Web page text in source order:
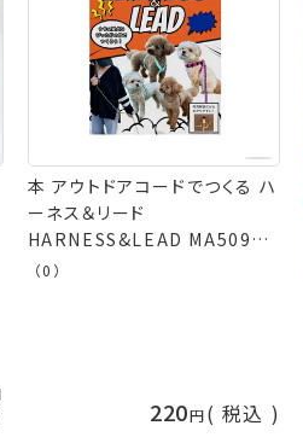
本 アウトドアコードでつくる ハ
ーネス＆リード
HARNESS&LEAD MA5090
首輪 ハーネス リード ネコポス
（0）
220 税込